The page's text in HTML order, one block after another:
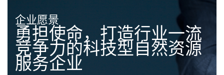
企业愿景
勇担使命，打造行业一流
竞争力的科技型自然资源
服务企业